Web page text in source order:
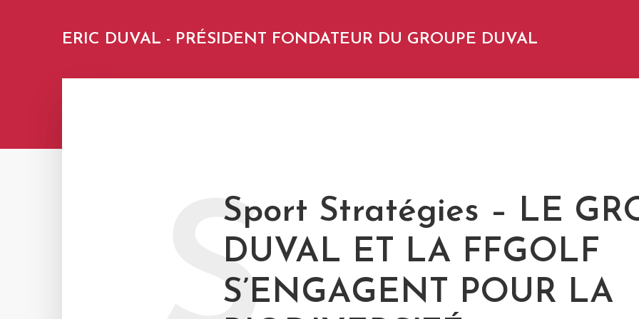
ERIC DUVAL - PRÉSIDENT FONDATEUR DU GROUPE DUVAL
Sport Stratégies – LE
DUVAL ET LA FFGOLF
S’ENGAGENT POUR LA